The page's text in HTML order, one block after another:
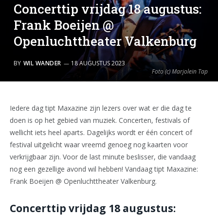
Foto (c) Marjolein Tap
Concerttip vrijdag 18 augustus:
Frank Boeijen @
Openluchttheater Valkenburg
BY WIL WANDER 18 AUGUSTUS 2023
Iedere dag tipt Maxazine zijn lezers over wat er die dag te
doen is op het gebied van muziek. Concerten, festivals of
wellicht iets heel aparts. Dagelijks wordt er één concert of
festival uitgelicht waar vreemd genoeg nog kaarten voor
verkrijgbaar zijn. Voor de last minute beslisser, die vandaag
nog een gezellige avond wil hebben! Vandaag tipt Maxazine:
Frank Boeijen @ Openluchttheater Valkenburg.
Concerttip vrijdag 18 augustus: